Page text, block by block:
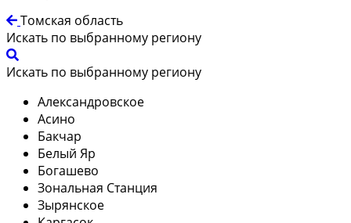
Томская область
Искать по выбранному региону
Искать по выбранному региону
Александровское
Асино
Бакчар
Белый Яр
Богашево
Зональная Станция
Зырянское